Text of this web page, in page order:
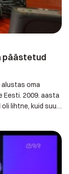
oma
oli lihtne,
oma kodus
raha, et hakata